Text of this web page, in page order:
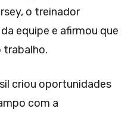
o treinador
equipe e afirmou que
trabalho.
criou oportunidades
com a